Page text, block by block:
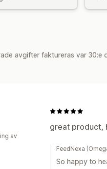
avgifter faktureras var 30:e
great product,
av
FeedNexa
So happy to